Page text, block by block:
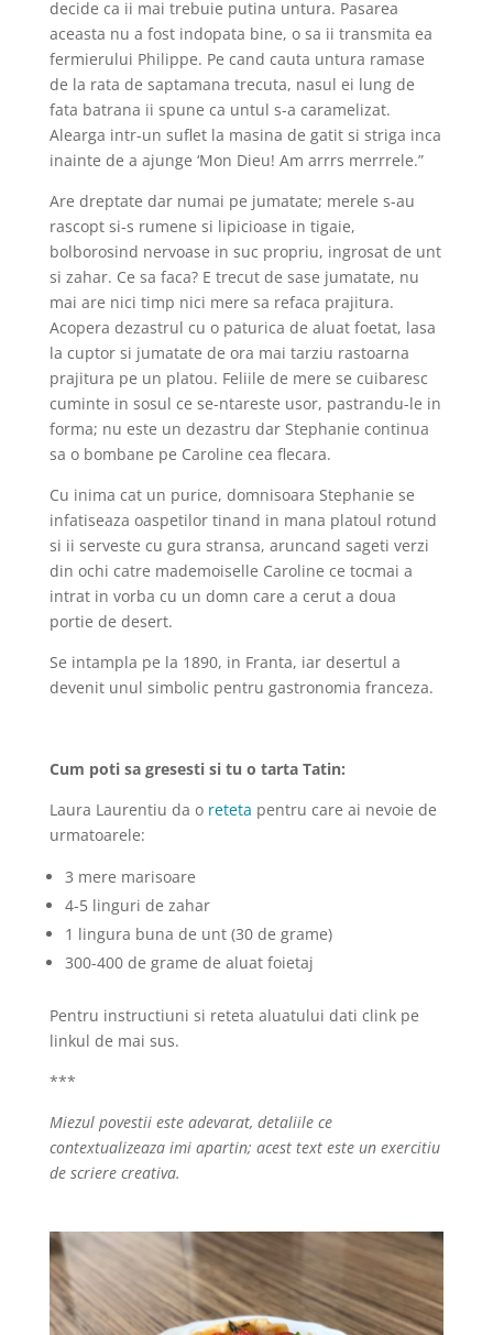
decide ca ii mai trebuie putina untura. Pasarea
aceasta nu a fost indopata bine, o sa ii transmita ea
fermierului Philippe. Pe cand cauta untura ramase
de la rata de saptamana trecuta, nasul ei lung de
fata batrana ii spune ca untul s-a caramelizat.
Alearga intr-un suflet la masina de gatit si striga inca
inainte de a ajunge ‘Mon Dieu! Am arrrs merrrele.”
Are dreptate dar numai pe jumatate; merele s-au
rascopt si-s rumene si lipicioase in tigaie,
bolborosind nervoase in suc propriu, ingrosat de unt
si zahar. Ce sa faca? E trecut de sase jumatate, nu
mai are nici timp nici mere sa refaca prajitura.
Acopera dezastrul cu o paturica de aluat foetat, lasa
la cuptor si jumatate de ora mai tarziu rastoarna
prajitura pe un platou. Feliile de mere se cuibaresc
cuminte in sosul ce se-ntareste usor, pastrandu-le in
forma; nu este un dezastru dar Stephanie continua
sa o bombane pe Caroline cea flecara.
Cu inima cat un purice, domnisoara Stephanie se
infatiseaza oaspetilor tinand in mana platoul rotund
si ii serveste cu gura stransa, aruncand sageti verzi
din ochi catre mademoiselle Caroline ce tocmai a
intrat in vorba cu un domn care a cerut a doua
portie de desert.
Se intampla pe la 1890, in Franta, iar desertul a
devenit unul simbolic pentru gastronomia franceza.
Cum poti sa gresesti si tu o tarta Tatin:
Laura Laurentiu da oreteta pentru care ai nevoie de
urmatoarele:
3 mere marisoare
4-5 linguri de zahar
1 lingura buna de unt (30 de grame)
300-400 de grame de aluat foietaj
Pentru instructiuni si reteta aluatului dati clink pe
linkul de mai sus.
***
Miezul povestii este adevarat, detaliile ce
contextualizeaza imi apartin; acest text este un exercitiu
de scriere creativa.